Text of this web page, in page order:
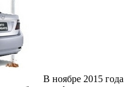
В ноябре 2015 года